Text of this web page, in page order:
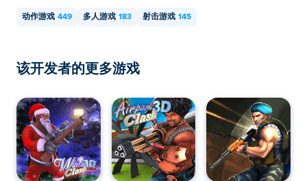
动作游戏 449 多人游戏 183 射击游戏 145
该开发者的更多游戏